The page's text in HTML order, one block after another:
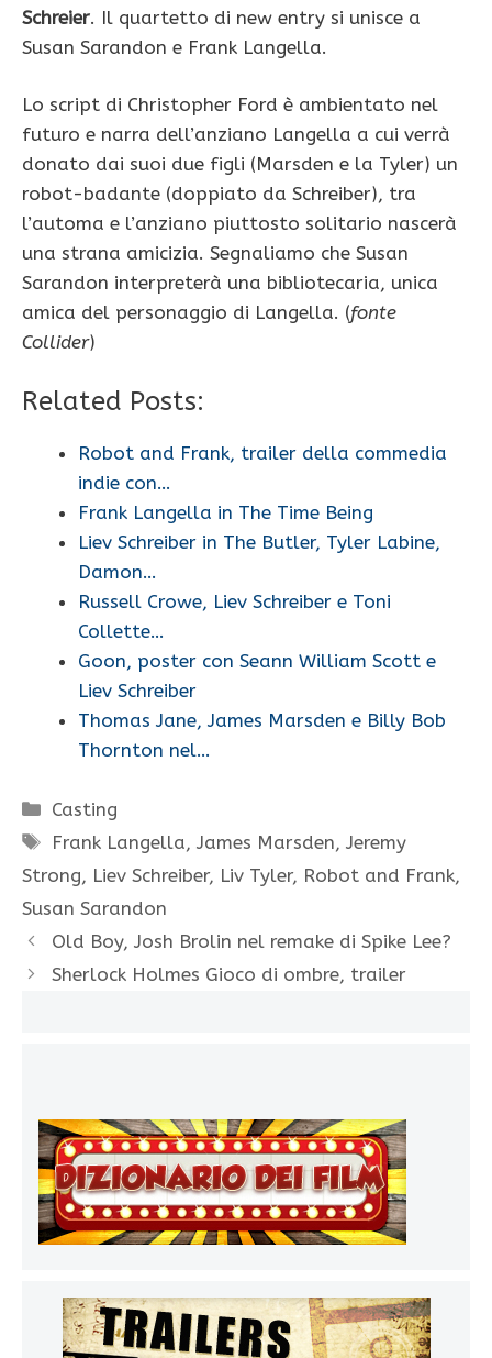
Schreier. Il quartetto di new entry si unisce a
Susan Sarandon e Frank Langella.
Lo script di Christopher Ford è ambientato nel
futuro e narra dell’anziano Langella a cui verrà
donato dai suoi due figli (Marsden e la Tyler) un
robot-badante (doppiato da Schreiber), tra
l’automa e l’anziano piuttosto solitario nascerà
una strana amicizia. Segnaliamo che Susan
Sarandon interpreterà una bibliotecaria, unica
amica del personaggio di Langella. (fonte
Collider)
Related Posts:
Robot and Frank, trailer della commedia
indie con…
Frank Langella in The Time Being
Liev Schreiber in The Butler, Tyler Labine,
Damon…
Russell Crowe, Liev Schreiber e Toni
Collette…
Goon, poster con Seann William Scott e
Liev Schreiber
Thomas Jane, James Marsden e Billy Bob
Thornton nel…
Categorie
Casting
Tag
Frank Langella,James Marsden,Jeremy
Strong, Liev Schreiber, Liv Tyler, Robot and Frank,
Susan Sarandon
Old Boy, Josh Brolin nel remake di Spike Lee?
Sherlock Holmes Gioco di ombre, trailer